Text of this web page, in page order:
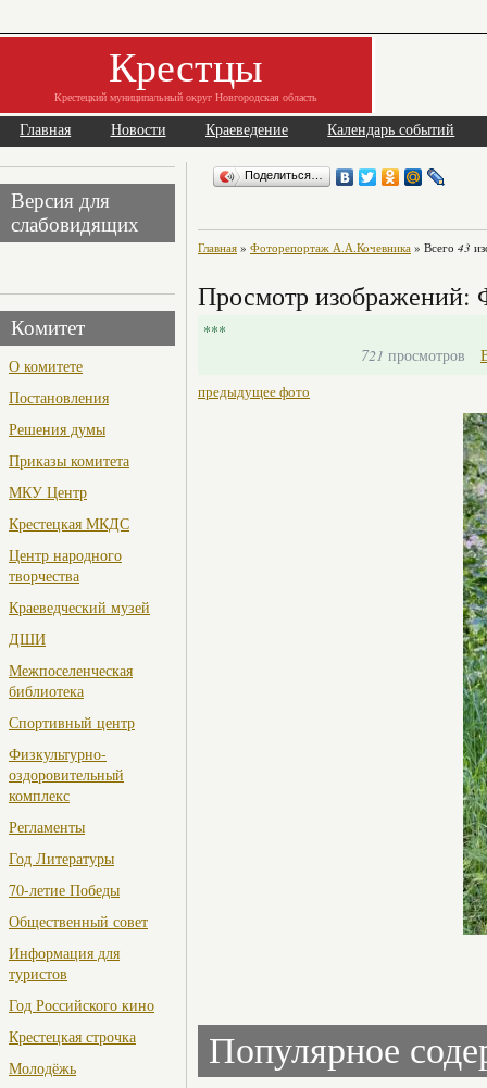
Крестцы
Крестецкий муниципальный округ Новгородская область
Главная Новости Краеведение Календарь событий
Версия для
слабовидящих
Комитет
О комитете
Постановления
Решения думы
Приказы комитета
МКУ Центр
Крестецкая МКДС
Центр народного
творчества
Краеведческий музей
ДШИ
Межпоселенческая
библиотека
Спортивный центр
Физкультурно-
оздоровительный
комплекс
Регламенты
Год Литературы
70-летие Победы
Общественный совет
Информация для
туристов
Год Российского кино
Крестецкая строчка
Молодёжь
Поделиться…
Главная » Фоторепортаж А.А.Кочевника » Всего 43
Просмотр изображений:
***
721 просмотров
предыдущее фото
Популярное